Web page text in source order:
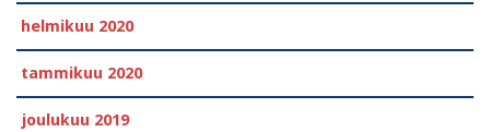
helmikuu 2020
tammikuu 2020
joulukuu 2019